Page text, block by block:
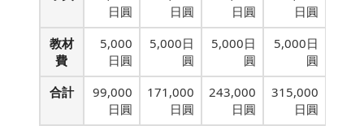
日圓
日圓
日圓
日圓
教材
費
5,000
日圓
5,000日
圓
5,000日
圓
5,000日
圓
合計
99,000
日圓
171,000
日圓
243,000
日圓
315,000
日圓